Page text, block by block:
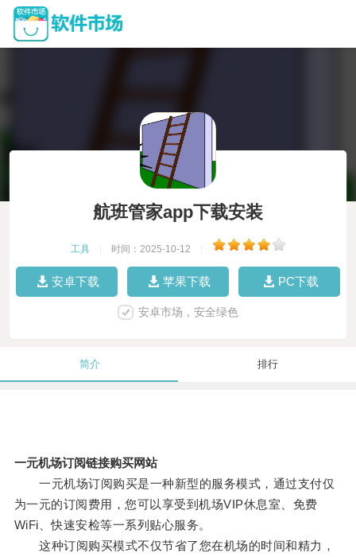
航班管家app下载安装
工具 时间：2025-10-12
安卓下载 苹果下载 PC下载
安卓市场，安全绿色
简介 排行
一元机场订阅链接购买网站
一元机场订阅购买是一种新型的服务模式，通过支付仅
为一元的订阅费用，您可以享受到机场VIP休息室、免费
WiFi、快速安检等一系列贴心服务。
这种订阅购买模式不仅节省了您在机场的时间和精力，